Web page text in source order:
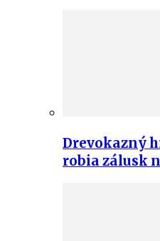
Drevokazný
robia zálusk